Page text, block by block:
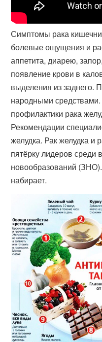
Симптомы рака
болевые ощущения и
аппетита, диарею,
появление крови в
выделения из заднего.
народными
профилактики рака
Рекомендации
желудка. Рак желудка и
пятёрку лидеров среди
новообразований
набирает.